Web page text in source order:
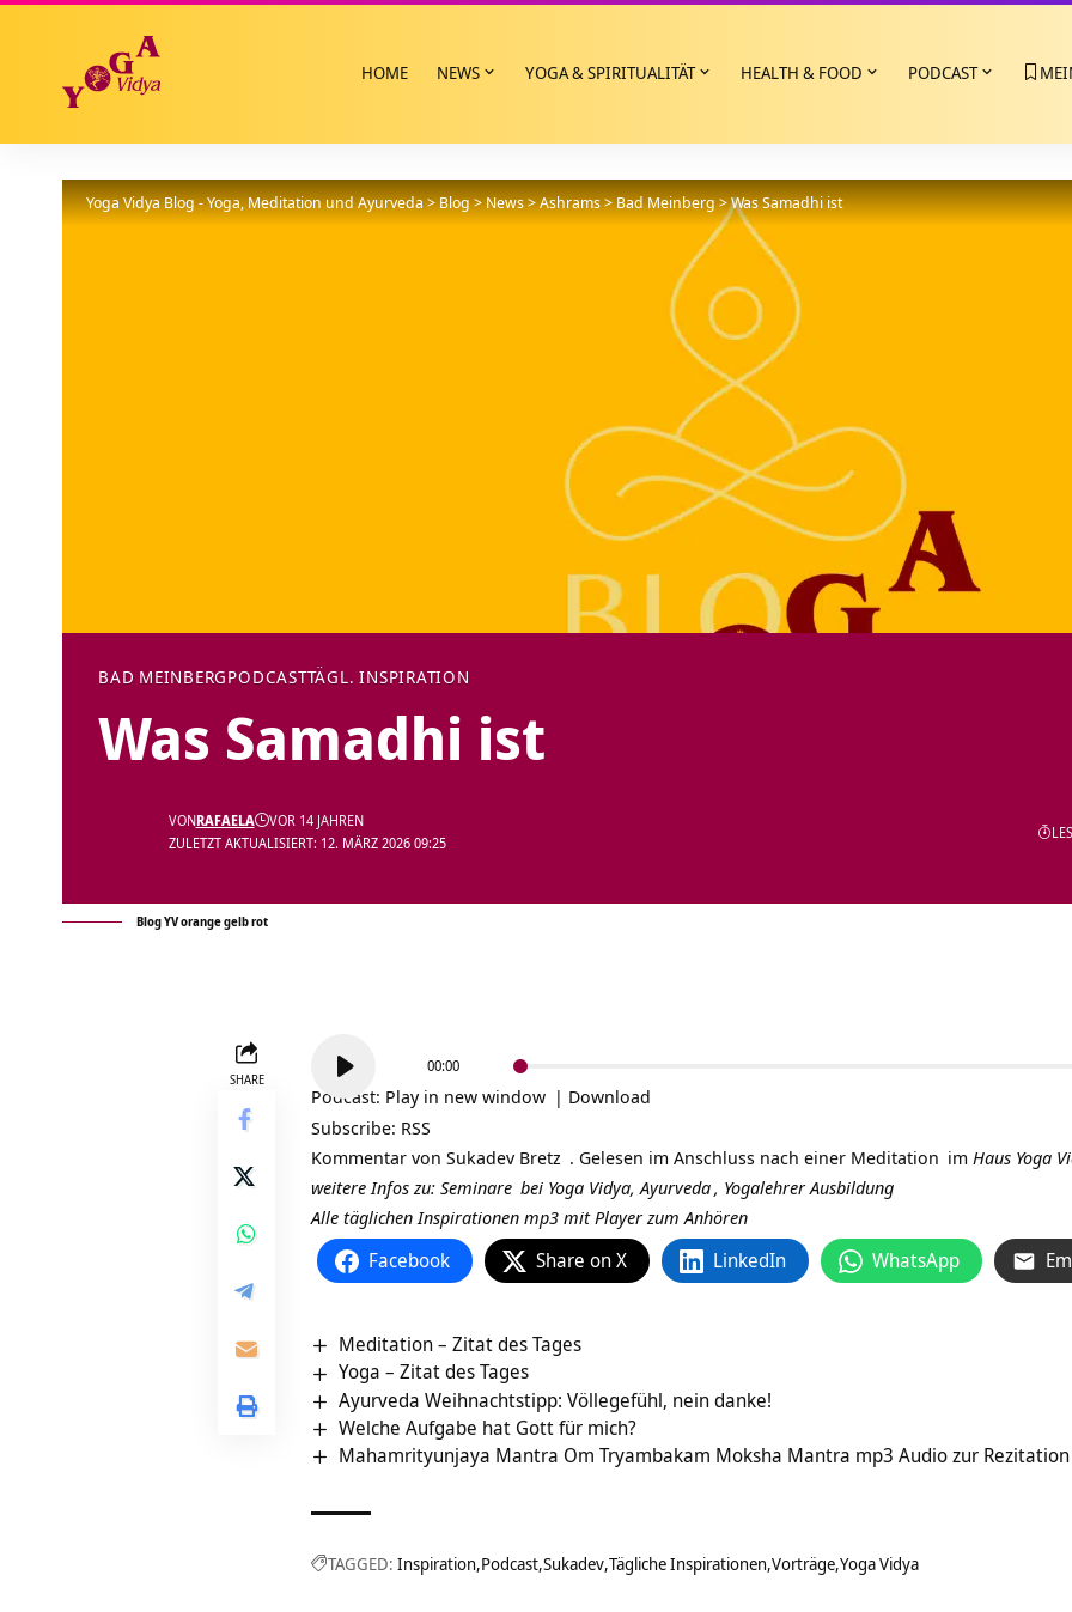
HOME NEWS YOGA & SPIRITUALITÄT HEALTH & FOOD PODCAST
Yoga Vidya Blog - Yoga, Meditation und Ayurveda>Blog>News>Ashrams>Bad Meinberg>Was Samadhi ist
BAD MEINBERGPODCASTTÄGL. INSPIRATION
Was Samadhi ist
ZULETZT AKTUALISIERT: 12. MÄRZ 2026 09:25
VONRAFAELA VOR 14 JAHREN
Blog YV orange gelb rot
SHARE
Player
00:00
Podcast: Play in new window | Download
Subscribe: RSS
Kommentar von Sukadev Bretz . Gelesen im Anschluss nach einer Meditation im Haus Yoga
weitere Infos zu: Seminare bei Yoga Vidya,Ayurveda, Yogalehrer Ausbildung
Alle täglichen Inspirationen mp3 mit Player zum Anhören
Facebook Share on X LinkedIn WhatsApp
Meditation – Zitat des Tages
Yoga – Zitat des Tages
Ayurveda Weihnachtstipp: Völlegefühl, nein danke!
Welche Aufgabe hat Gott für mich?
Mahamrityunjaya Mantra Om Tryambakam Moksha Mantra mp3 Audio zur Rezitation
TAGGED: Inspiration Podcast Sukadev Tägliche Inspirationen Vorträge Yoga Vidya